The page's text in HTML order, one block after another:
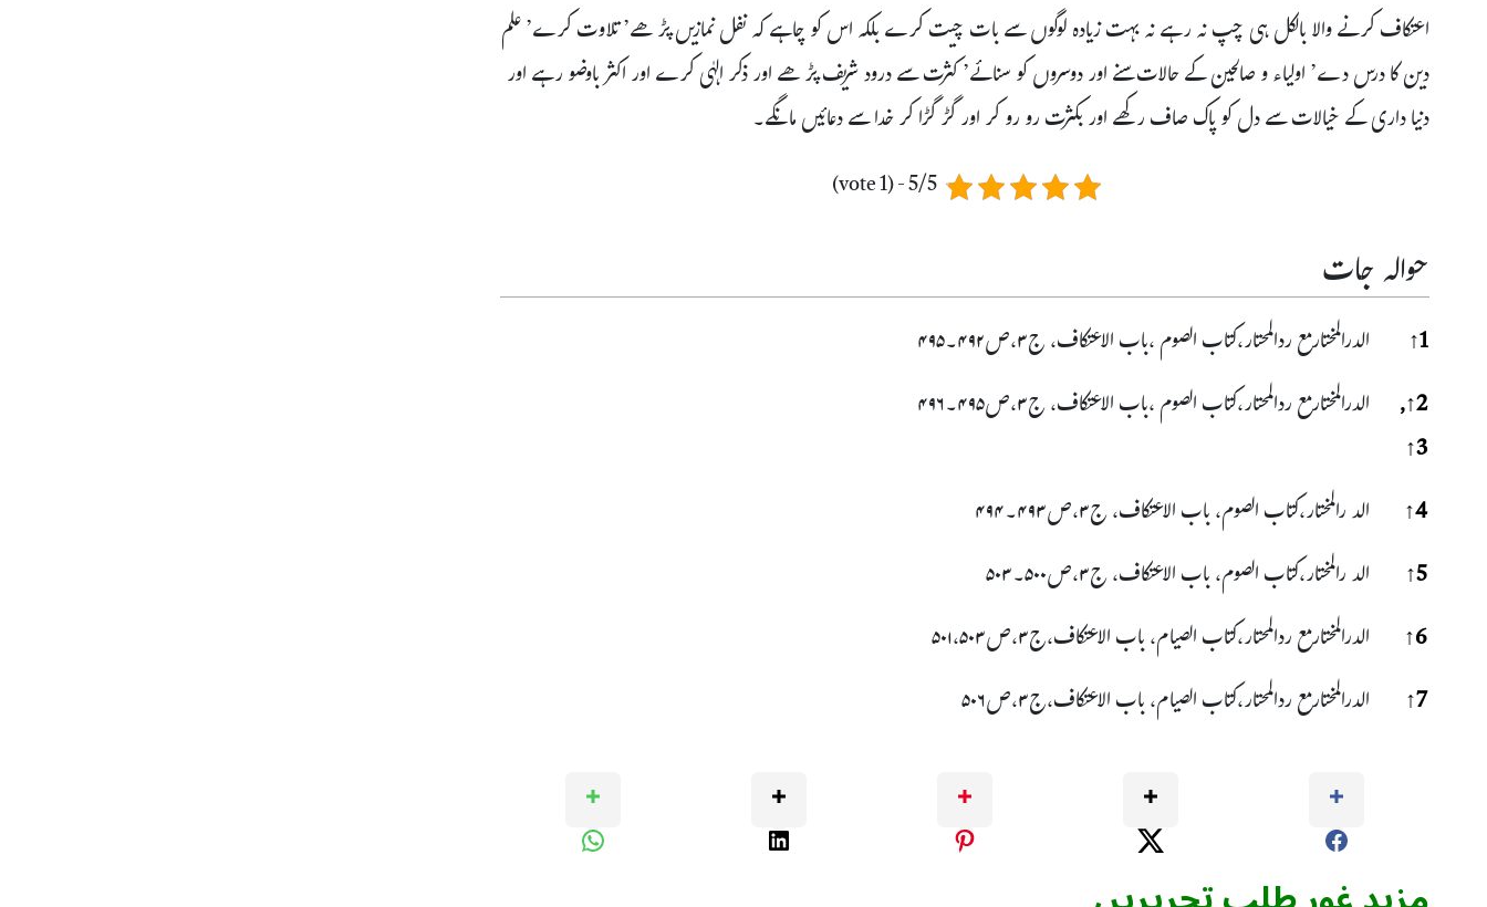
اعتکاف کرنے والا بالکل ہی چپ نہ رہے نہ بہت زیادہ لوگوں سے بات چیت کرے بلکہ اس کو چاہے کہ نفل نمازیں پڑھے’ تلاوت کرے’ علم
دین کا درس دے’ اولیاء و صالحین کے حالات سنے اور دوسروں کو سنائے’ کثرت سے درود شریف پڑھے اور ذکر الہٰی کرے اور اکثر باوضو رہے اور
دنیا داری کے خیالات سے دل کو پاک صاف رکھے اور بکثرت رو رو کر اور گڑ گڑا کر خدا سے دعائیں مانگے۔
5/5 - (1 vote)
حوالہ جات
1
↑
الدرالمختارمع ردالمحتار،کتاب الصوم ،باب الاعتکاف، ج۳،ص۴۹۲۔۴۹۵
2
↑
,
3
↑
الدرالمختارمع ردالمحتار،کتاب الصوم ،باب الاعتکاف، ج۳،ص۴۹۵۔۴۹۶
4
↑
الد رالمختار،کتاب الصوم، باب الاعتکاف، ج۳،ص۴۹۳۔۴۹۴
5
↑
الد رالمختار،کتاب الصوم، باب الاعتکاف، ج۳،ص۵۰۰۔۵۰۳
6
↑
الدرالمختارمع ردالمحتار،کتاب الصیام، باب الاعتکاف،ج۳،ص۵۰۱،۵۰۳
7
↑ الدرالمختارمع ردالمحتار،کتاب الصیام، باب الاعتکاف،ج۳،ص۵۰۶